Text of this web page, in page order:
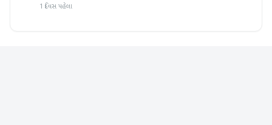
1 દિવસ પહેલા